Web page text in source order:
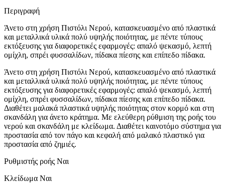
Περιγραφή
Άνετο στη χρήση Πιστόλι Νερού, κατασκευασμένο από πλαστικά
και μεταλλικά υλικά πολύ υψηλής ποιότητας, με πέντε τύπους
εκτόξευσης για διαφορετικές εφαρμογές: απαλό ψεκασμό, λεπτή
ομίχλη, σπρέι φυσσαλίδων, πίδακα πίεσης και επίπεδο πίδακα.
Άνετο στη χρήση Πιστόλι Νερού, κατασκευασμένο από πλαστικά
και μεταλλικά υλικά πολύ υψηλής ποιότητας, με πέντε τύπους
εκτόξευσης για διαφορετικές εφαρμογές: απαλό ψεκασμό, λεπτή
ομίχλη, σπρέι φυσσαλίδων, πίδακα πίεσης και επίπεδο πίδακα.
Διαθέτει μαλακά πλαστικά υψηλής ποιότητας στον κορμό και στη
σκανδάλη για άνετο κράτημα. Με ελεύθερη ρύθμιση της ροής του
νερού και σκανδάλη με κλείδωμα. Διαθέτει καινοτόμο σύστημα για
προστασία από τον πάγο και κεφαλή από μαλακό πλαστικό για
προστασία από ζημιές.
Ρυθμιστής ροής Ναι
Κλείδωμα Ναι